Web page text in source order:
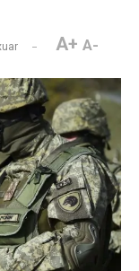
A+ A-